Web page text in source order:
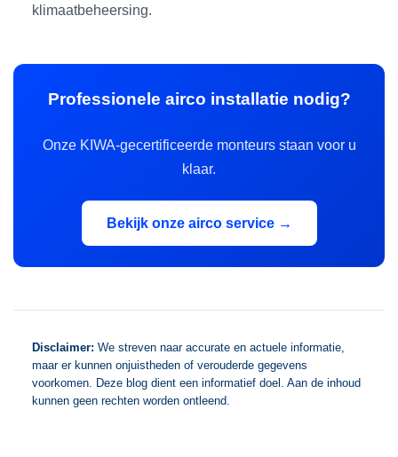
klimaatbeheersing.
Professionele airco installatie nodig?
Onze KIWA-gecertificeerde monteurs staan voor u
klaar.
Bekijk onze airco service →
Disclaimer: We streven naar accurate en actuele informatie,
maar er kunnen onjuistheden of verouderde gegevens
voorkomen. Deze blog dient een informatief doel. Aan de inhoud
kunnen geen rechten worden ontleend.